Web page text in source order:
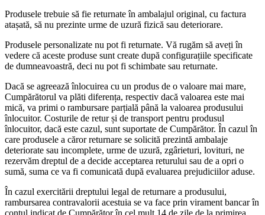
Produsele trebuie să fie returnate în ambalajul original, cu factura
atașată, să nu prezinte urme de uzură fizică sau deteriorare.
Produsele personalizate nu pot fi returnate. Vă rugăm să aveți în
vedere că aceste produse sunt create după configurațiile specificate
de dumneavoastră, deci nu pot fi schimbate sau returnate.
Dacă se agreează înlocuirea cu un produs de o valoare mai mare,
Cumpărătorul va plăti diferența, respectiv dacă valoarea este mai
mică, va primi o rambursare parțială până la valoarea produsului
înlocuitor. Costurile de retur și de transport pentru produsul
înlocuitor, dacă este cazul, sunt suportate de Cumpărător. În cazul în
care produsele a căror returnare se solicită prezintă ambalaje
deteriorate sau incomplete, urme de uzură, zgârieturi, lovituri, ne
rezervăm dreptul de a decide acceptarea returului sau de a opri o
sumă, suma ce va fi comunicată după evaluarea prejudiciilor aduse.
În cazul exercitării dreptului legal de returnare a produsului,
rambursarea contravalorii acestuia se va face prin virament bancar în